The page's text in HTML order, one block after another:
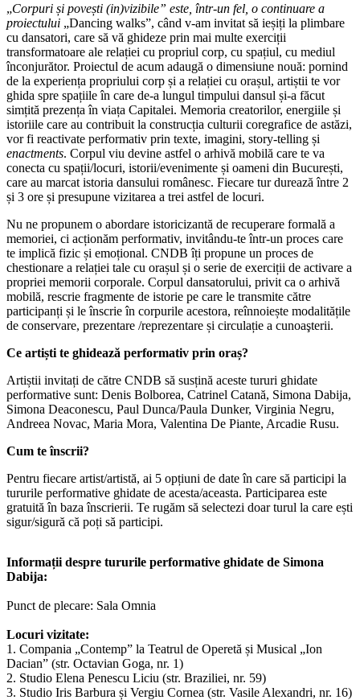
„Corpuri și povești (in)vizibile” este, într-un fel, o continuare a
proiectului „Dancing walks”, când v-am invitat să ieșiți la plimbare
cu dansatori, care să vă ghideze prin mai multe exerciții
transformatoare ale relației cu propriul corp, cu spațiul, cu mediul
înconjurător. Proiectul de acum adaugă o dimensiune nouă: pornind
de la experiența propriului corp și a relației cu orașul, artiștii te vor
ghida spre spațiile în care de-a lungul timpului dansul și-a făcut
simțită prezența în viața Capitalei. Memoria creatorilor, energiile și
istoriile care au contribuit la construcția culturii coregrafice de astăzi,
vor fi reactivate performativ prin texte, imagini, story-telling și
enactments. Corpul viu devine astfel o arhivă mobilă care te va
conecta cu spații/locuri, istorii/evenimente și oameni din București,
care au marcat istoria dansului românesc. Fiecare tur durează între 2
și 3 ore și presupune vizitarea a trei astfel de locuri.
Nu ne propunem o abordare istoricizantă de recuperare formală a
memoriei, ci acționăm performativ, invitându-te într-un proces care
te implică fizic și emoțional. CNDB îți propune un proces de
chestionare a relației tale cu orașul și o serie de exerciții de activare a
propriei memorii corporale. Corpul dansatorului, privit ca o arhivă
mobilă, rescrie fragmente de istorie pe care le transmite către
participanți și le înscrie în corpurile acestora, reînnoiește modalitățile
de conservare, prezentare /reprezentare și circulație a cunoaşterii.
Ce artiști te ghidează performativ prin oraș?
Artiștii invitați de către CNDB să susțină aceste tururi ghidate
performative sunt: Denis Bolborea, Catrinel Catană, Simona Dabija,
Simona Deaconescu, Paul Dunca/Paula Dunker, Virginia Negru,
Andreea Novac, Maria Mora, Valentina De Piante, Arcadie Rusu.
Cum te înscrii?
Pentru fiecare artist/artistă, ai 5 opțiuni de date în care să participi la
tururile performative ghidate de acesta/aceasta. Participarea este
gratuită în baza înscrierii. Te rugăm să selectezi doar turul la care ești
sigur/sigură că poți să participi.
Informații despre tururile performative ghidate de Simona
Dabija:
Punct de plecare: Sala Omnia
Locuri vizitate:
1. Compania „Contemp” la Teatrul de Operetă și Musical „Ion
Dacian” (str. Octavian Goga, nr. 1)
2. Studio Elena Penescu Liciu (str. Braziliei, nr. 59)
3. Studio Iris Barbura și Vergiu Cornea (str. Vasile Alexandri, nr. 16)